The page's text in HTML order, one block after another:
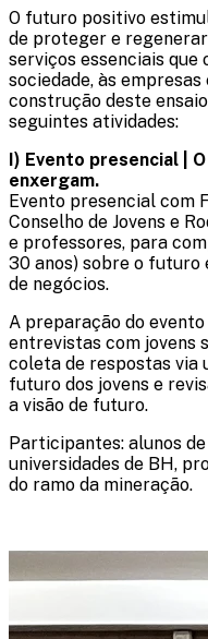
O futuro positivo
de proteger e
serviços essenciais que
sociedade, às
construção deste
seguintes atividades:
I) Evento presencial |
enxergam.​
​Evento presencial com
Conselho de Jovens e
e professores, para
30 anos) sobre o futuro
de negócios.
A preparação do
entrevistas com jovens
coleta de respostas via
futuro dos jovens e
a visão de futuro.​​
Participantes:​ alunos
universidades de BH​,
do ramo da mineração​.